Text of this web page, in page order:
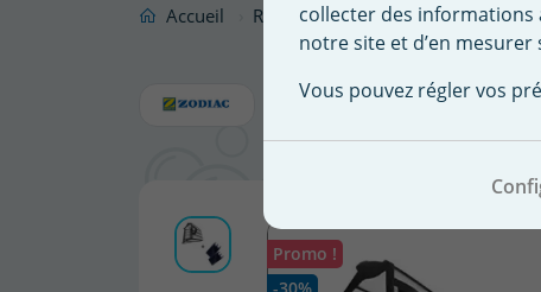
Accueil Robot Piscine Accessoire robot
Pack
Vortex 4
Promo !
collecter des
notre site et d’en
Vous pouvez régler vos